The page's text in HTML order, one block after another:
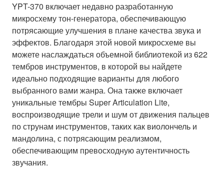
YPT-370 включает недавно разработанную
микросхему тон-генератора, обеспечивающую
потрясающие улучшения в плане качества звука и
эффектов. Благодаря этой новой микросхеме вы
можете наслаждаться объемной библиотекой из 622
тембров инструментов, в которой вы найдете
идеально подходящие варианты для любого
выбранного вами жанра. Она также включает
уникальные тембры Super Articulation Lite,
воспроизводящие трели и шум от движения пальцев
по струнам инструментов, таких как виолончель и
мандолина, с потрясающим реализмом,
обеспечивающим превосходную аутентичность
звучания.